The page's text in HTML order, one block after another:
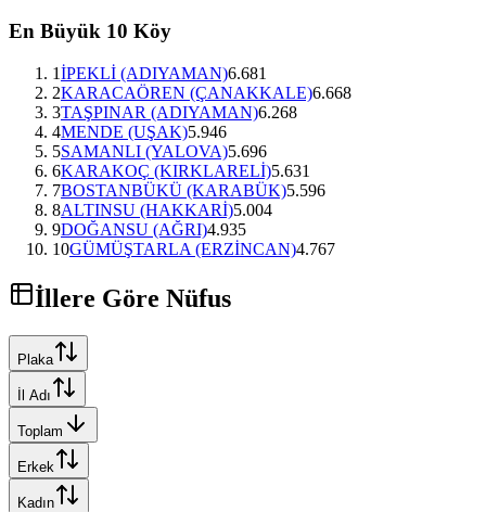
En Büyük 10 Köy
1İPEKLİ (ADIYAMAN)6.681
2KARACAÖREN (ÇANAKKALE)6.668
3TAŞPINAR (ADIYAMAN)6.268
4MENDE (UŞAK)5.946
5SAMANLI (YALOVA)5.696
6KARAKOÇ (KIRKLARELİ)5.631
7BOSTANBÜKÜ (KARABÜK)5.596
8ALTINSU (HAKKARİ)5.004
9DOĞANSU (AĞRI)4.935
10GÜMÜŞTARLA (ERZİNCAN)4.767
İllere Göre Nüfus
Plaka
İl Adı
Toplam
Erkek
Kadın